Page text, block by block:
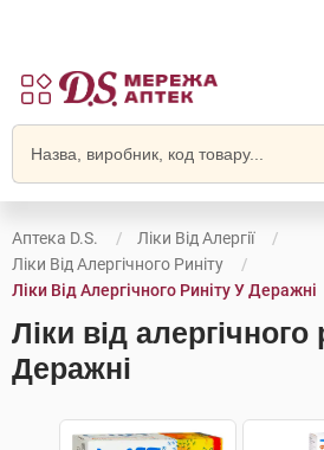
Аптека D.S.
Ліки Від Алергії
Ліки Від Алергічного Риніту
Ліки Від Алергічного Риніту У Деражні
Ліки від алергічного
Деражні